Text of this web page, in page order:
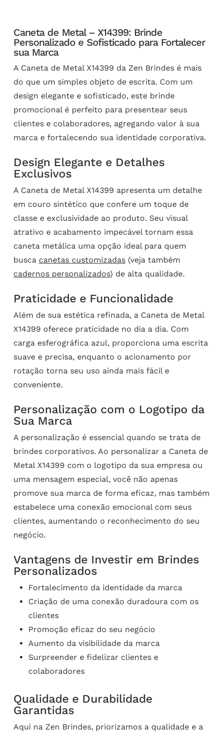
Caneta de Metal – X14399: Brinde
Personalizado e Sofisticado para Fortalecer
sua Marca
A Caneta de Metal X14399 da Zen Brindes é mais
do que um simples objeto de escrita. Com um
design elegante e sofisticado, este brinde
promocional é perfeito para presentear seus
clientes e colaboradores, agregando valor à sua
marca e fortalecendo sua identidade corporativa.
Design Elegante e Detalhes
Exclusivos
A Caneta de Metal X14399 apresenta um detalhe
em couro sintético que confere um toque de
classe e exclusividade ao produto. Seu visual
atrativo e acabamento impecável tornam essa
caneta metálica uma opção ideal para quem
busca canetas customizadas(veja também
cadernos personalizados) de alta qualidade.
Praticidade e Funcionalidade
Além de sua estética refinada, a Caneta de Metal
X14399 oferece praticidade no dia a dia. Com
carga esferográfica azul, proporciona uma escrita
suave e precisa, enquanto o acionamento por
rotação torna seu uso ainda mais fácil e
conveniente.
Personalização com o Logotipo da
Sua Marca
A personalização é essencial quando se trata de
brindes corporativos. Ao personalizar a Caneta de
Metal X14399 com o logotipo da sua empresa ou
uma mensagem especial, você não apenas
promove sua marca de forma eficaz, mas também
estabelece uma conexão emocional com seus
clientes, aumentando o reconhecimento do seu
negócio.
Vantagens de Investir em Brindes
Personalizados
Fortalecimento da identidade da marca
Criação de uma conexão duradoura com os
clientes
Promoção eficaz do seu negócio
Aumento da visibilidade da marca
Surpreender e fidelizar clientes e
colaboradores
Qualidade e Durabilidade
Garantidas
Aqui na Zen Brindes, priorizamos a qualidade e a